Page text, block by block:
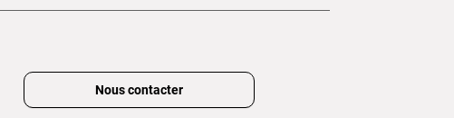
Nous contacter